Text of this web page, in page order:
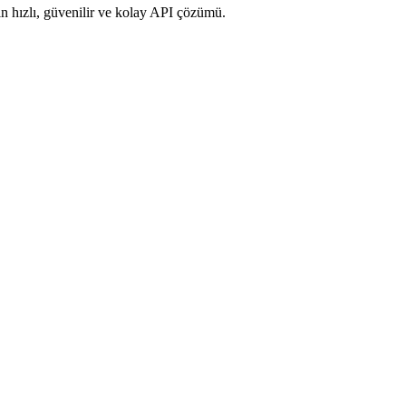
hızlı, güvenilir ve kolay API çözümü.